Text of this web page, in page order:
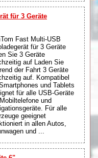
für 3 Geräte
Fast Multi-USB
für 3 Geräte
Sie 3 Geräte
auf Laden Sie
der Fahrt 3 Geräte
auf. Kompatibel
und Tablets
für alle USB-Geräte
und
Für alle
geeignet
in allen Autos,
und ...